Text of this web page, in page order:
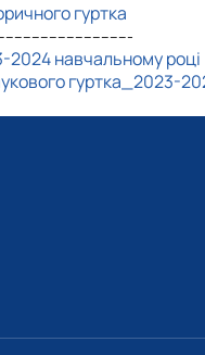
гуртка
2024 навчальному році
гуртка_2023-